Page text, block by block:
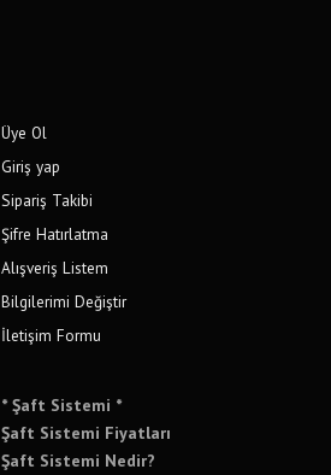
Üye Ol
Giriş yap
Sipariş Takibi
Şifre Hatırlatma
Alışveriş Listem
Bilgilerimi Değiştir
İletişim Formu
* Şaft Sistemi *
Şaft Sistemi Fiyatları
Şaft Sistemi Nedir?